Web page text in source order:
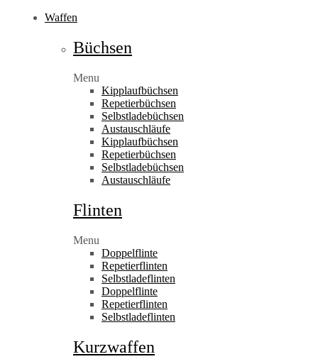
Waffen
Büchsen
Menu
Kipplaufbüchsen
Repetierbüchsen
Selbstladebüchsen
Austauschläufe
Kipplaufbüchsen
Repetierbüchsen
Selbstladebüchsen
Austauschläufe
Flinten
Menu
Doppelflinte
Repetierflinten
Selbstladeflinten
Doppelflinte
Repetierflinten
Selbstladeflinten
Kurzwaffen